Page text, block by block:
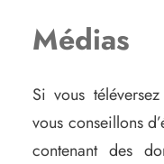
Médias
Si vous
vous conseillons
contenant des